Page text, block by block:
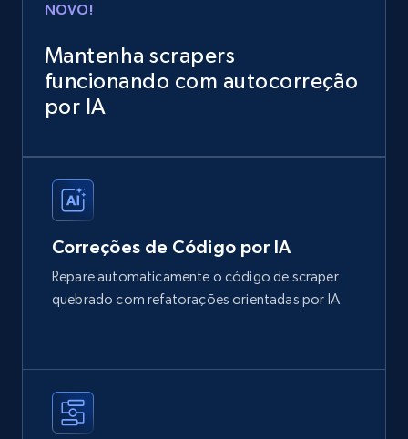
NOVO!
Mantenha scrapers
funcionando com autocorreção
por IA
Correções de Código por IA
Repare automaticamente o código de scraper
quebrado com refatorações orientadas por IA